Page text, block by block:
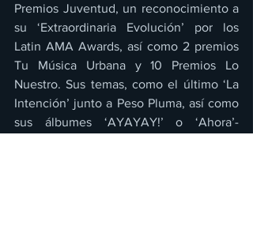
Premios Juventud, un reconocimiento a
su ‘Extraordinaria Evolución’ por los
Latin AMA Awards, así como 2 premios
Tu Música Urbana y 10 Premios Lo
Nuestro. Sus temas, como el último ‘La
Intención’ junto a Peso Pluma, así como
sus álbumes ‘AYAYAY!’ o ‘Ahora’-